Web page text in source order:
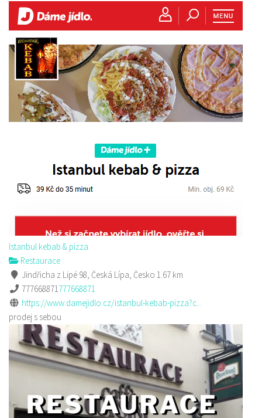
Istanbul kebab & pizza
Restaurace
Jindřicha z Lipé 98, Česká Lípa, Česko 1.67 km
777668871777668871
https://www.damejidlo.cz/istanbul-kebab-pizza?c...
prodej s sebou